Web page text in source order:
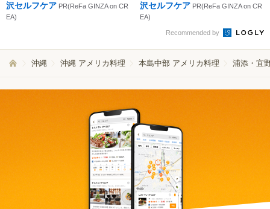
沢セルフケア PR(ReFa GINZA on CR
EA)
沢セルフケア PR(ReFa GINZA on CR
EA)
Recommended by
沖縄 沖縄 アメリカ料理 本島中部 アメリカ料理 浦添・宜